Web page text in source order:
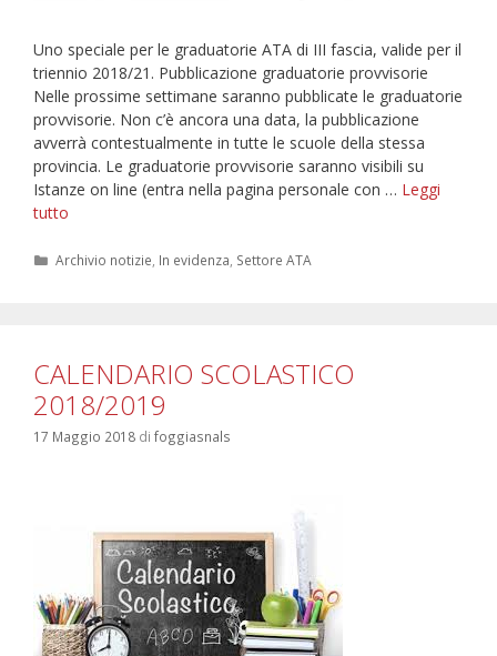
Uno speciale per le graduatorie ATA di III fascia, valide per il
triennio 2018/21. Pubblicazione graduatorie provvisorie
Nelle prossime settimane saranno pubblicate le graduatorie
provvisorie. Non c’è ancora una data, la pubblicazione
avverrà contestualmente in tutte le scuole della stessa
provincia. Le graduatorie provvisorie saranno visibili su
Istanze on line (entra nella pagina personale con … Leggi
tutto
FASCIA
Categorie
Archivio notizie In evidenza Settore ATA
CALENDARIO SCOLASTICO
2018/2019
17 Maggio 2018 di foggiasnals